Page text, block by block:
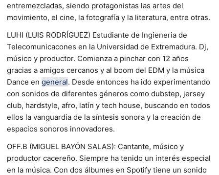
entremezcladas, siendo protagonistas las artes del
movimiento, el cine, la fotografía y la literatura, entre otras.
LUHI (LUIS RODRÍGUEZ) Estudiante de Ingieneria de
Telecomunicacones en la Universidad de Extremadura. Dj,
músico y productor. Comienza a pinchar con 12 años
gracias a amigos cercanos y al boom del EDM y la música
Dance en general. Desde entonces ha ido experimentando
con sonidos de diferentes géneros como dubstep, jersey
club, hardstyle, afro, latín y tech house, buscando en todos
ellos la vanguardia de la síntesis sonora y la creación de
espacios sonoros innovadores.
OFF.B (MIGUEL BAYÓN SALAS): Cantante, músico y
productor cacereño. Siempre ha tenido un interés especial
en la música. Con dos álbumes en Spotify tiene un sonido